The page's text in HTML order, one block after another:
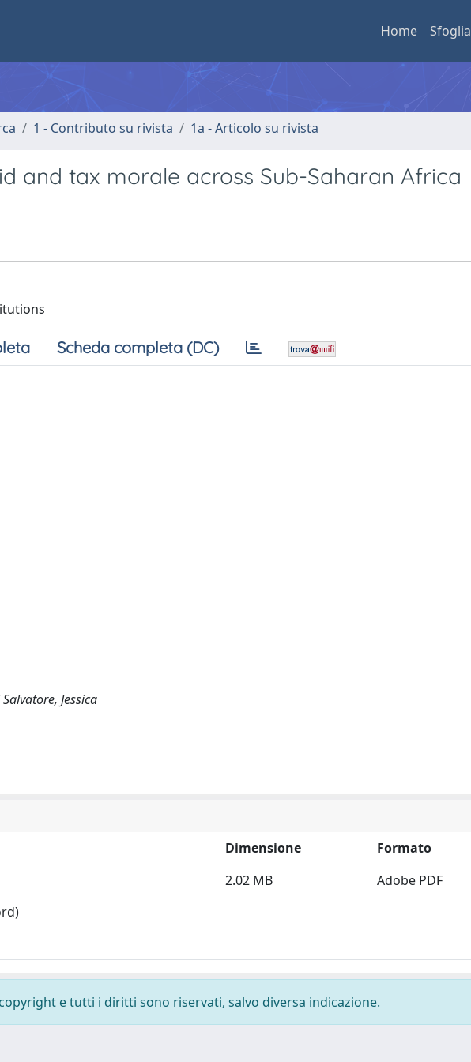
Home Sfoglia
1 - Contributo su rivista 1a - Articolo su rivista
and tax morale across Sub-Saharan Africa
Scheda completa (DC)
Jessica
Dimensione
Formato
2.02 MB Adobe PDF
e tutti i diritti sono riservati, salvo diversa indicazione.